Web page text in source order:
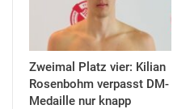
Zweimal Platz vier: Kilian
Rosenbohm verpasst DM-
Medaille nur knapp